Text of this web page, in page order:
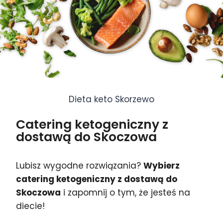
Dieta keto Skorzewo
Catering ketogeniczny z
dostawą do Skoczowa
Lubisz wygodne rozwiązania?Wybierz
catering ketogeniczny z dostawą do
Skoczowa i zapomnij o tym, że jesteś na
diecie!